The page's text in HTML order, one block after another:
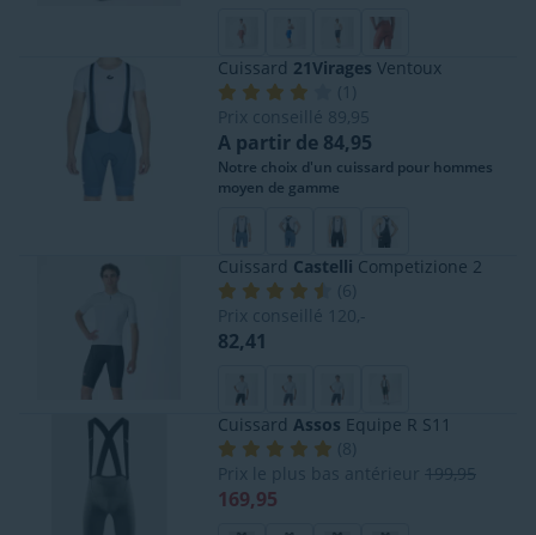
Cuissard 21Virages Ventoux
(
Prix conseillé
89,95
A partir de 84,95
Notre choix d'un cuissard pour hommes
moyen de gamme
Cuissard Castelli Competizione 2
(6
Prix conseillé
120,-
82,41
Cuissard Assos Equipe R S11
( 8
Prix le plus bas antérieur 199,95
169,95